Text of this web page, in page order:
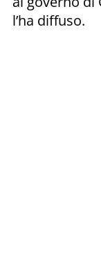
l’ha diffuso.